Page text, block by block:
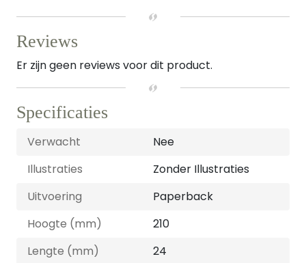
Reviews
Er zijn geen reviews voor dit product.
Specificaties
Verwacht
Nee
Illustraties
Zonder Illustraties
Uitvoering
Paperback
Hoogte (mm)
210
Lengte (mm)
24